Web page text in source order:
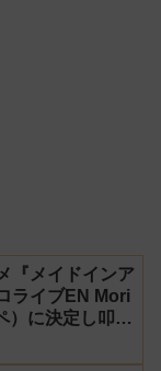
『メイドインア
ライブEN Mori
）に決定し叩か